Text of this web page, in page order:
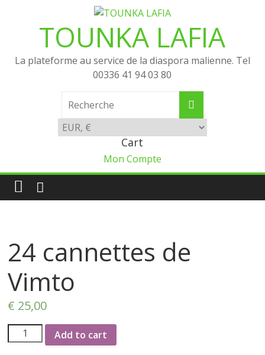
TOUNKA LAFIA
La plateforme au service de la diaspora malienne. Tel
00336 41 94 03 80
Cart
Mon Compte
24 cannettes de
Vimto
€ 25,00
cannettes
Add to cart